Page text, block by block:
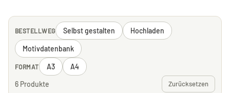
BESTELLWEG Selbst gestalten Hochladen
Motivdatenbank
FORMAT A3
A4
6 Produkte
Zurücksetzen